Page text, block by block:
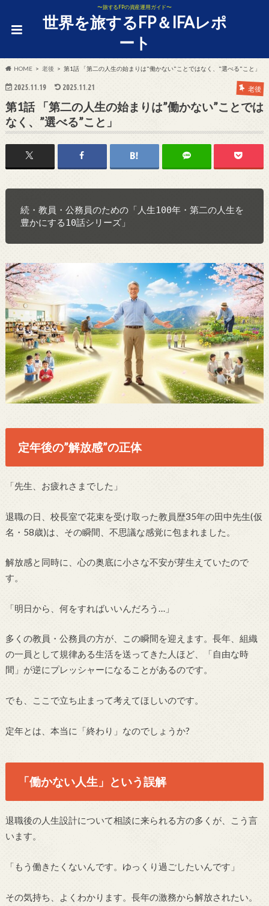
〜旅するFPの資産運用ガイド〜
世界を旅するFP＆IFAレポ
ート
HOME 老後 第1話 「第二の人生の始まりは"働かない"ことではなく、"選べる"こと」
2025.11.19 2025.11.21 老後
第1話 「第二の人生の始まりは”働かない”ことでは
なく、”選べる”こと」
続・教員・公務員のための「人生100年・第二の人生を
豊かにする10話シリーズ」
定年後の”解放感”の正体
「先生、お疲れさまでした」
退職の日、校長室で花束を受け取った教員歴35年の田中先生(仮
名・58歳)は、その瞬間、不思議な感覚に包まれました。
解放感と同時に、心の奥底に小さな不安が芽生えていたので
す。
「明日から、何をすればいいんだろう…」
多くの教員・公務員の方が、この瞬間を迎えます。長年、組織
の一員として規律ある生活を送ってきた人ほど、「自由な時
間」が逆にプレッシャーになることがあるのです。
でも、ここで立ち止まって考えてほしいのです。
定年とは、本当に「終わり」なのでしょうか?
「働かない人生」という誤解
退職後の人生設計について相談に来られる方の多くが、こう言
います。
「もう働きたくないんです。ゆっくり過ごしたいんです」
その気持ち、よくわかります。長年の激務から解放されたい。